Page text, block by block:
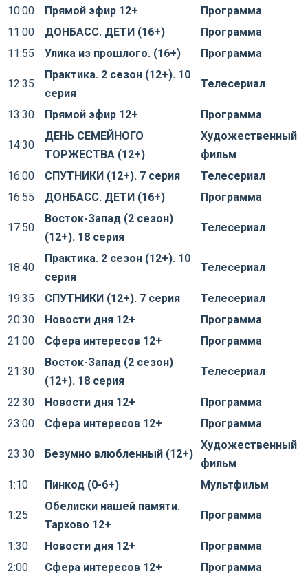
10:00
Прямой эфир 12+
Программа
11:00
ДОНБАСС. ДЕТИ (16+)
Программа
11:55
Улика из прошлого. (16+) Программа
12:35
Практика. 2 сезон (12+). 10
серия
Телесериал
13:30 Прямой эфир 12+ Программа
14:30
ДЕНЬ СЕМЕЙНОГО
ТОРЖЕСТВА (12+)
Художественный
фильм
16:00
СПУТНИКИ (12+). 7 серия
Телесериал
16:55
ДОНБАСС. ДЕТИ (16+) Программа
17:50
Восток-Запад (2 сезон)
(12+). 18 серия
Телесериал
18:40
Практика. 2 сезон (12+). 10
серия
Телесериал
19:35 СПУТНИКИ (12+). 7 серия
Телесериал
20:30
Новости дня 12+
Программа
21:00
Сфера интересов 12+ Программа
21:30
Восток-Запад (2 сезон)
(12+). 18 серия
Телесериал
22:30 Новости дня 12+
Программа
23:00
Сфера интересов 12+ Программа
23:30 Безумно влюбленный (12+)
Художественный
фильм
1:10
Пинкод (0-6+) Мультфильм
1:25
Обелиски нашей памяти.
Тархово 12+
Программа
1:30 Новости дня 12+
Программа
2:00
Сфера интересов 12+ Программа